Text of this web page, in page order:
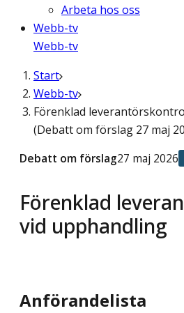
Arbeta hos oss
Webb-tv
Webb-tv
Start
Webb-tv
Förenklad
(Debatt om förslag 27 maj
Förenklad
vid upphandling
Debatt om förslag27 maj 2026
Anförandelista